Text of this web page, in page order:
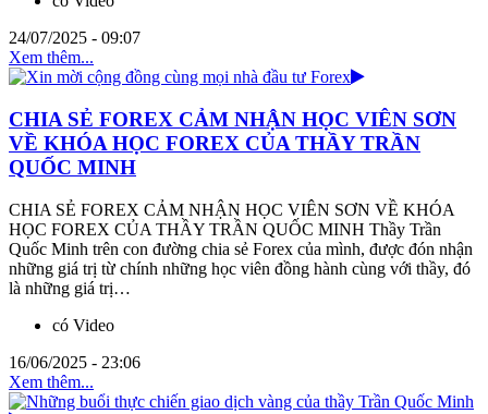
24/07/2025 - 09:07
Xem thêm...
CHIA SẺ FOREX CẢM NHẬN HỌC VIÊN SƠN
VỀ KHÓA HỌC FOREX CỦA THẦY TRẦN
QUỐC MINH
CHIA SẺ FOREX CẢM NHẬN HỌC VIÊN SƠN VỀ KHÓA
HỌC FOREX CỦA THẦY TRẦN QUỐC MINH Thầy Trần
Quốc Minh trên con đường chia sẻ Forex của mình, được đón nhận
những giá trị từ chính những học viên đồng hành cùng với thầy, đó
là những giá trị…
có Video
16/06/2025 - 23:06
Xem thêm...